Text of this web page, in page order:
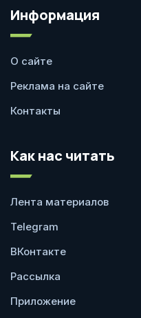
Информация
О сайте
Реклама на сайте
Контакты
Как нас читать
Лента материалов
Telegram
ВКонтакте
Рассылка
Приложение